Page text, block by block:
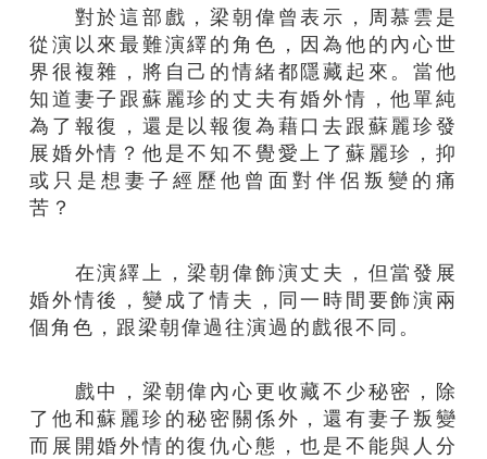
對於這部戲，梁朝偉曾表示，周慕雲是
從演以來最難演繹的角色，因為他的內心世
界很複雜，將自己的情緒都隱藏起來。當他
知道妻子跟蘇麗珍的丈夫有婚外情，他單純
為了報復，還是以報復為藉口去跟蘇麗珍發
展婚外情？他是不知不覺愛上了蘇麗珍，抑
或只是想妻子經歷他曾面對伴侶叛變的痛
苦？
在演繹上，梁朝偉飾演丈夫，但當發展
婚外情後，變成了情夫，同一時間要飾演兩
個角色，跟梁朝偉過往演過的戲很不同。
戲中，梁朝偉內心更收藏不少秘密，除
了他和蘇麗珍的秘密關係外，還有妻子叛變
而展開婚外情的復仇心態，也是不能與人分